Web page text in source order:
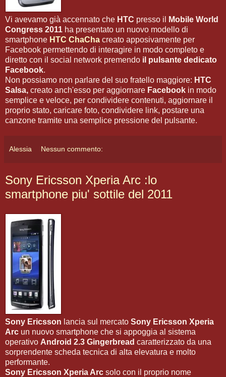
Vi avevamo già accennato che HTC presso il
Mobile World
Congress 2011 ha presentato un nuovo modello di
smartphone HTC ChaCha creato apposivamente per
Facebook permettendo di interagire in modo completo e
diretto con il social network premendo il pulsante dedicato
Facebook.
Non possiamo non parlare del suo fratello maggiore: HTC
Salsa, creato anch'esso per aggiornare Facebook in modo
semplice e veloce, per condividere contenuti, aggiornare il
proprio stato, caricare foto, condividere link, postare una
canzone tramite una semplice pressione del pulsante.
Alessia Nessun commento:
Sony Ericsson Xperia Arc :lo
smartphone piu' sottile del 2011
Sony Ericsson lancia sul mercato Sony Ericsson Xperia
Arc un nuovo smartphone che si appoggia al sistema
operativo Android 2.3 Gingerbread caratterizzato da una
sorprendente scheda tecnica di alta elevatura e molto
performante.
Sony Ericsson Xperia Arc solo con il proprio nome